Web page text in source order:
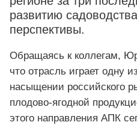
развитию
перспективы.
Обращаясь к коллегам,
что отрасль играет одну
насыщении российского
плодово-ягодной
этого направления АПК